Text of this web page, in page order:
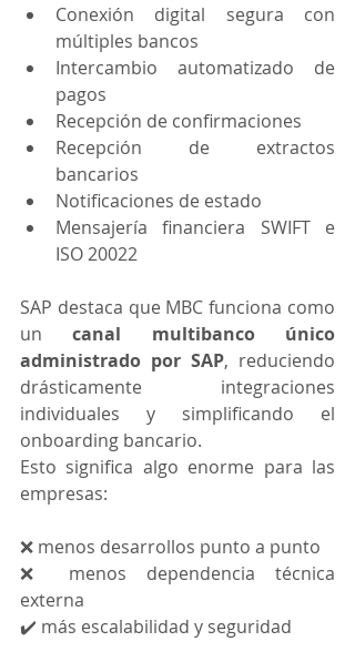
Conexión digital segura con
múltiples bancos
Intercambio automatizado de
pagos
Recepción de confirmaciones
Recepción de extractos
bancarios
Notificaciones de estado
Mensajería financiera SWIFT e
ISO 20022
SAP destaca que MBC funciona como
un canal multibanco único
administrado por SAP, reduciendo
drásticamente integraciones
individuales y simplificando el
onboarding bancario.
Esto significa algo enorme para las
empresas:
❌ menos desarrollos punto a punto
❌ menos dependencia técnica
externa
✔️ más escalabilidad y seguridad